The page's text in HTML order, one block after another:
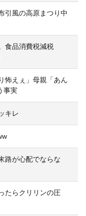
引風の高原まつり中
食品消費税減税
怖えぇ」母親「あん
事実
キレ
路が心配でならな
たらクリリンの圧